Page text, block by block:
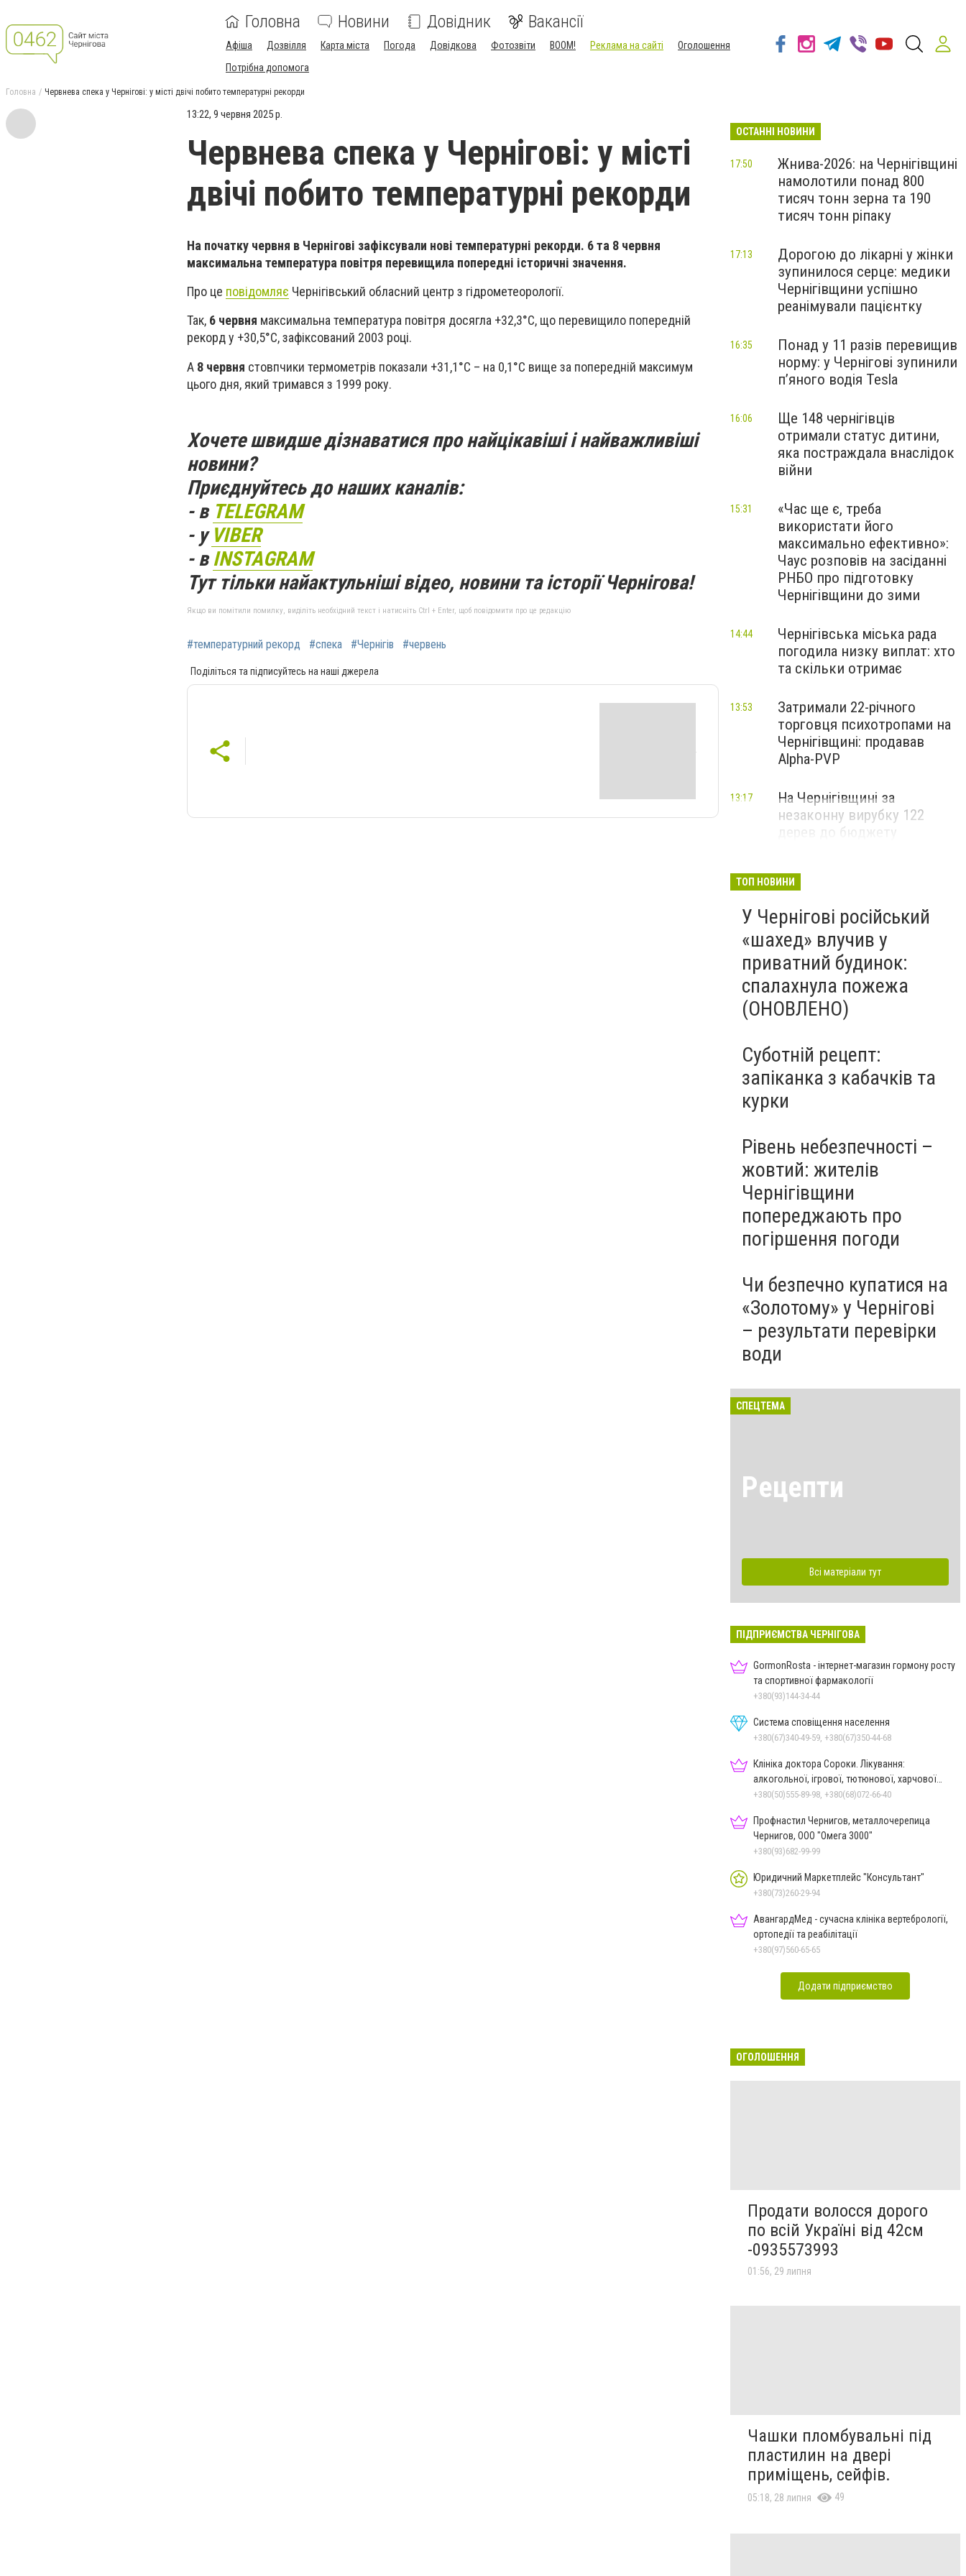
Головна Новини Довідник Вакансії
Афіша Дозвілля Карта міста Погода Довідкова Фотозвіти BOOM! Реклама на сайті
Оголошення
Потрібна допомога
Головна Червнева спека у Чернігові: у місті двічі побито температурні рекорди
13:22, 9 червня 2025 р.
Червнева спека у Чернігові: у місті
двічі побито температурні рекорди
На початку червня в Чернігові зафіксували нові температурні рекорди. 6 та 8 червня
максимальна температура повітря перевищила попередні історичні значення.
Про це повідомляє Чернігівський обласний центр з гідрометеорології.
Так, 6 червня максимальна температура повітря досягла +32,3°С, що перевищило попередній
рекорд у +30,5°С, зафіксований 2003 році.
А 8 червня стовпчики термометрів показали +31,1°С – на 0,1°С вище за попередній максимум
цього дня, який тримався з 1999 року.
Хочете швидше дізнаватися про найцікавіші і найважливіші
новини?
Приєднуйтесь до наших каналів:
- в TELEGRAM
- у VIBER
- вINSTAGRAM
Тут тільки найактульніші відео, новини та історії Чернігова!
Якщо ви помітили помилку, виділіть необхідний текст і натисніть Ctrl + Enter, щоб повідомити про це редакцію
#температурний рекорд #спека #Чернігів #червень
Поділіться та підписуйтесь на наші джерела
ОСТАННІ НОВИНИ
Жнива-2026: на Чернігівщині
намолотили понад 800
тисяч тонн зерна та 190
тисяч тонн ріпаку
17:50
Дорогою до лікарні у жінки
зупинилося серце: медики
Чернігівщини успішно
реанімували пацієнтку
17:13
Понад у 11 разів перевищив
норму: у Чернігові зупинили
пʼяного водія Tesla
16:35
Ще 148 чернігівців
отримали статус дитини,
яка постраждала внаслідок
війни
16:06
«Час ще є, треба
використати його
максимально ефективно»:
Чаус розповів на засіданні
РНБО про підготовку
Чернігівщини до зими
15:31
Чернігівська міська рада
погодила низку виплат: хто
та скільки отримає
14:44
Затримали 22-річного
торговця психотропами на
Чернігівщині: продавав
Alpha-PVP
13:53
На Чернігівщині за
незаконну вирубку 122
дерев до бюджету
13:17
ТОП НОВИНИ
У Чернігові російський
«шахед» влучив у
приватний будинок:
спалахнула пожежа
(ОНОВЛЕНО)
Суботній рецепт:
запіканка з кабачків та
курки
Рівень небезпечності –
жовтий: жителів
Чернігівщини
попереджають про
погіршення погоди
Чи безпечно купатися на
«Золотому» у Чернігові
– результати перевірки
води
СПЕЦТЕМА
Рецепти
Всі матеріали тут
ПІДПРИЄМСТВА ЧЕРНІГОВА
GormonRosta - інтернет-магазин гормону росту
та спортивної фармакології
+380(93)144-34-44
Система сповіщення населення
+380(67)340-49-59, +380(67)350-44-68
Клініка доктора Сороки. Лікування:
алкогольної, ігрової, тютюнової, харчової
залежностей, неврозів т
+380(50)555-89-98, +380(68)072-66-40
Профнастил Чернигов, металлочерепица
Чернигов, ООО "Омега 3000"
+380(93)682-99-99
Юридичний Маркетплейс "Консультант"
+380(73)260-29-94
АвангардМед - сучасна клініка вертебрології,
ортопедії та реабілітації
+380(97)560-65-65
Додати підприємство
ОГОЛОШЕННЯ
Продати волосся дорого
по всій Україні від 42см
-0935573993
01:56, 29 липня
Чашки пломбувальні під
пластилин на двері
приміщень, сейфів.
05:18, 28 липня 49